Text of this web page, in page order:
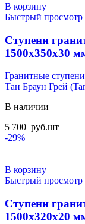
В корзину
Быстрый просмотр
Ступени
1500x350x30
Гранитные ступени
Тан Браун Грей
В наличии
5 700 руб.шт
-29%
В корзину
Быстрый просмотр
Ступени
1500х320х20